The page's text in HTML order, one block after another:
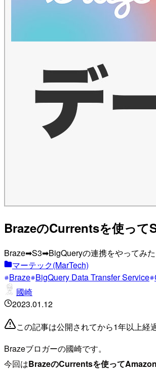
BrazeのCurrentsを使って
Braze➡︎S3➡︎BigQueryの連携をやってみた
マーテック(MarTech)
Braze BigQuery Data Transfer Service
國崎
2023.01.12
この記事は公開されてから1年以上経
Brazeブロガーの國崎です。
今回はBrazeのCurrentsを使って